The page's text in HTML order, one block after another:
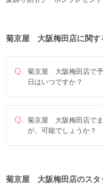
菊京屋 大阪梅田店に関す
Q. 菊京屋 大阪梅田店で
日はいつですか？
Q. 菊京屋 大阪梅田店で
が、可能でしょうか？
菊京屋 大阪梅田店のスタ